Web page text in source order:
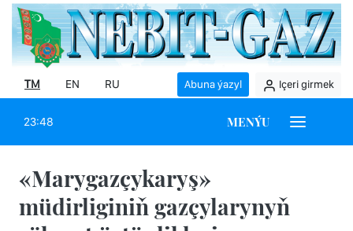
TM EN RU Abuna ýazyl Içeri girmek
23:48 MENÝU
«Marygazçykaryş»
müdirliginiň gazçylarynyň